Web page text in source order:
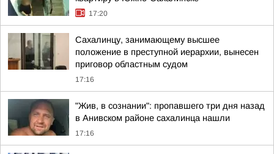
17:20
Сахалинцу, занимающему высшее
положение в преступной иерархии, вынесен
приговор областным судом
17:16
"Жив, в сознании": пропавшего три дня назад
в Анивском районе сахалинца нашли
17:16